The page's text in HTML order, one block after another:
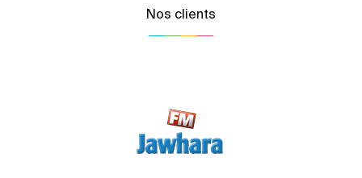
Nos clients